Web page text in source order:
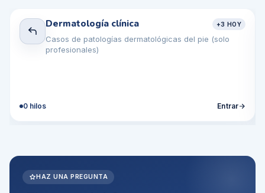
Dermatología clínica +3 HOY
Casos de patologías dermatológicas del pie (solo
profesionales)
0 hilos Entrar
HAZ UNA PREGUNTA